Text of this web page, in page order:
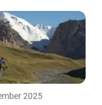
2025